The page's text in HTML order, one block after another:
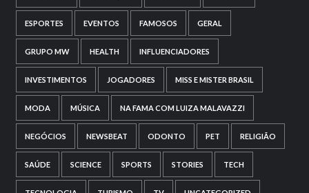
ESPORTES EVENTOS FAMOSOS GERAL
GRUPO MW HEALTH INFLUENCIADORES
INVESTIMENTOS JOGADORES MISS E MISTER BRASIL
MODA MÚSICA NA FAMA COM LUIZA MALAVAZZI
NEGÓCIOS NEWSBEAT ODONTO PET RELIGIÃO
SAÚDE SCIENCE SPORTS STORIES TECH